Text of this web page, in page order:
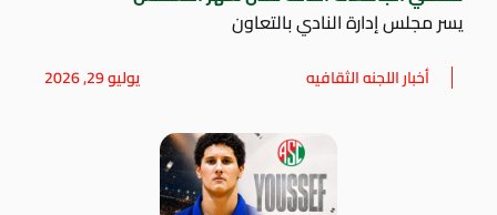
يسر مجلس إدارة النادي بالتعاون
أخبار اللجنه الثقافيه يوليو 29, 2026